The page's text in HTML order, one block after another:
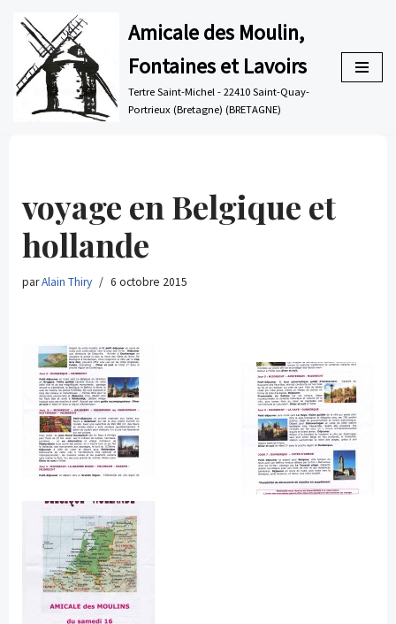
Aller
au
contenu
Amicale des Moulin,
Fontaines et Lavoirs
Tertre Saint-Michel - 22410 Saint-Quay-
Portrieux (Bretagne) (BRETAGNE)
voyage en Belgique et
hollande
parAlain Thiry 6 octobre 2015